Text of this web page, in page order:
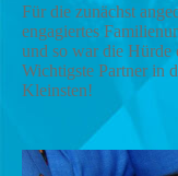
Für die zunächst
engagiertes
und so war die Hürde
Wichtigste Partner in
Kleinsten!